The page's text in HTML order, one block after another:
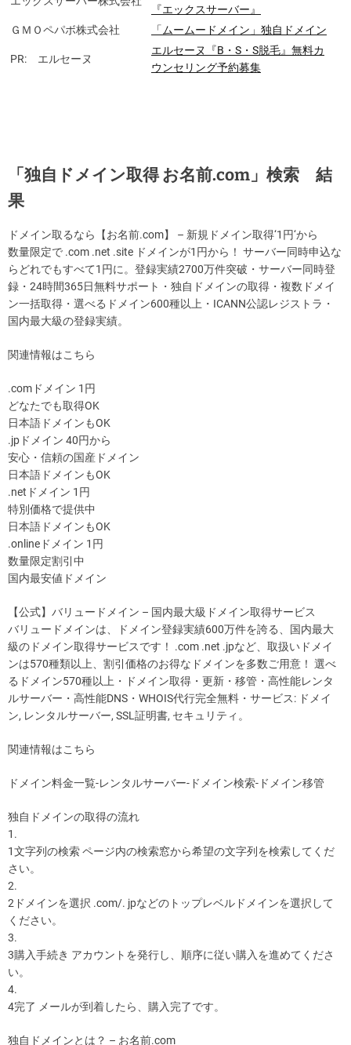
『エックスサーバー』
ＧＭＯペパボ株式会社
「ムームードメイン」独自ドメイン
PR: エルセーヌ
エルセーヌ『B・S・S脱毛』無料カ
ウンセリング予約募集
「独自ドメイン取得 お名前.com」検索 結
果
ドメイン取るなら【お名前.com】 – 新規ドメイン取得‘1円‘から
数量限定で .com .net .site ドメインが1円から！ サーバー同時申込な
らどれでもすべて1円に。登録実績2700万件突破・サーバー同時登
録・24時間365日無料サポート・独自ドメインの取得・複数ドメイ
ン一括取得・選べるドメイン600種以上・ICANN公認レジストラ・
国内最大級の登録実績。
関連情報はこちら
.comドメイン 1円
どなたでも取得OK
日本語ドメインもOK
.jpドメイン 40円から
安心・信頼の国産ドメイン
日本語ドメインもOK
.netドメイン 1円
特別価格で提供中
日本語ドメインもOK
.onlineドメイン 1円
数量限定割引中
国内最安値ドメイン
【公式】バリュードメイン – 国内最大級ドメイン取得サービス
バリュードメインは、ドメイン登録実績600万件を誇る、国内最大
級のドメイン取得サービスです！ .com .net .jpなど、取扱いドメイ
ンは570種類以上、割引価格のお得なドメインを多数ご用意！ 選べ
るドメイン570種以上・ドメイン取得・更新・移管・高性能レンタ
ルサーバー・高性能DNS・WHOIS代行完全無料・サービス: ドメイ
ン, レンタルサーバー, SSL証明書, セキュリティ。
関連情報はこちら
ドメイン料金一覧-レンタルサーバー-ドメイン検索-ドメイン移管
独自ドメインの取得の流れ
1.
1文字列の検索 ページ内の検索窓から希望の文字列を検索してくだ
さい。
2.
2ドメインを選択 .com/. jpなどのトップレベルドメインを選択して
ください。
3.
3購入手続き アカウントを発行し、順序に従い購入を進めてくださ
い。
4.
4完了 メールが到着したら、購入完了です。
独自ドメインとは？ – お名前.com